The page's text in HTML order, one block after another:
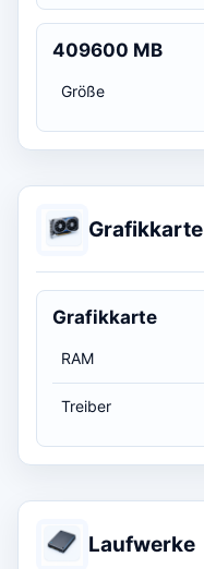
409600 MB
Größe
Grafikkarte
Grafikkarte
RAM
Treiber
Laufwerke